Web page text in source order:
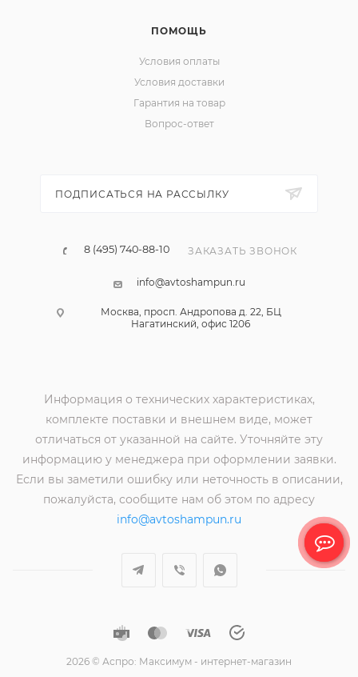
ПОМОЩЬ
Условия оплаты
Условия доставки
Гарантия на товар
Вопрос-ответ
ПОДПИСАТЬСЯ НА РАССЫЛКУ
8 (495) 740-88-10 ЗАКАЗАТЬ ЗВОНОК
info@avtoshampun.ru
Москва, просп. Андропова д. 22, БЦ
Нагатинский, офис 1206
Информация о технических характеристиках,
комплекте поставки и внешнем виде, может
отличаться от указанной на сайте. Уточняйте эту
информацию у менеджера при оформлении заявки.
Если вы заметили ошибку или неточность в описании,
пожалуйста, сообщите нам об этом по адресу
info@avtoshampun.ru
2026 © Аспро: Максимум - интернет-магазин